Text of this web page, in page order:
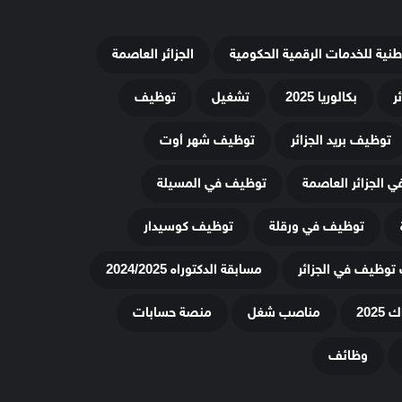
للخدمات الرقمية الحكومية الجزائر العاصمة
بكالوريا 2025 تشغيل توظيف
توظيف بريد الجزائر توظيف شهر أوت
الجزائر العاصمة توظيف في المسيلة
توظيف في ورقلة توظيف كوسيدار
في الجزائر مسابقة الدكتوراه 2024/2025
مناصب شغل منصة حسابات
وظائف